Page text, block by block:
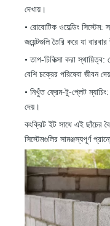
দেখায়।
• রোবোটিক ওয়েল্ডিং সিস্টেম:
জয়েন্টগুলি তৈরি করে যা
•তাপ-চিকিত্সা করা স্থায়িত্ব:
বেশি চক্রের পরিষেবা জীবন
• নিখুঁত ফ্রেম-টু-প্লেট
দেয়।
কংক্রিট ইট সাথে এই ছাঁচের
সিস্টেমগুলির সামঞ্জস্যপূর্ণ